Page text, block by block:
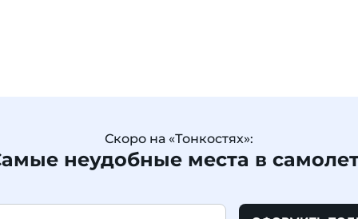
Скоро на «Тонкостях»:
неудобные места в